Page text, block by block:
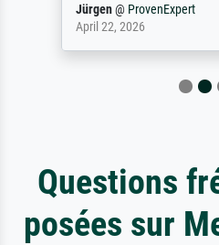
Jürgen@ ProvenExpert
April 22, 2026
Questions
posées sur